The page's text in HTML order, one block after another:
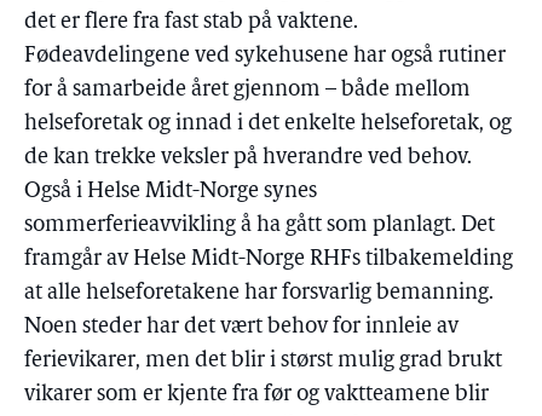
det er flere fra fast stab på vaktene.
Fødeavdelingene ved sykehusene har også rutiner
for å samarbeide året gjennom – både mellom
helseforetak og innad i det enkelte helseforetak, og
de kan trekke veksler på hverandre ved behov.
Også i Helse Midt-Norge synes
sommerferieavvikling å ha gått som planlagt. Det
framgår av Helse Midt-Norge RHFs tilbakemelding
at alle helseforetakene har forsvarlig bemanning.
Noen steder har det vært behov for innleie av
ferievikarer, men det blir i størst mulig grad brukt
vikarer som er kjente fra før og vaktteamene blir